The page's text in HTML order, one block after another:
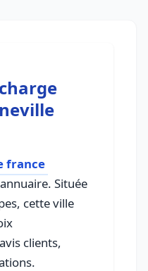
france
Située
cette ville
clients,